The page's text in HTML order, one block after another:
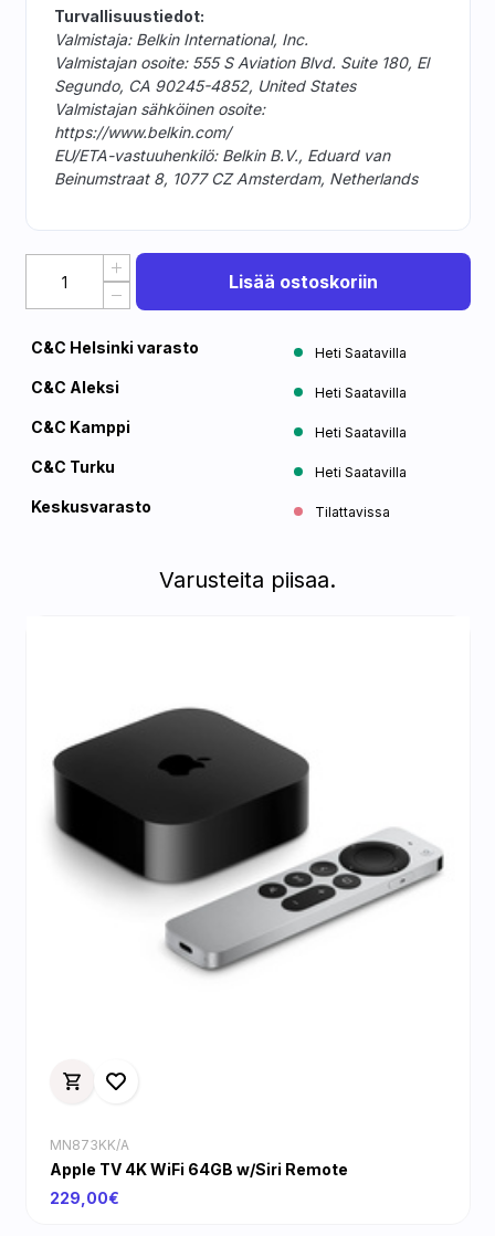
Turvallisuustiedot:
Valmistaja: Belkin International, Inc.
Valmistajan osoite: 555 S Aviation Blvd. Suite 180, El
Segundo, CA 90245-4852, United States
Valmistajan sähköinen osoite:
https://www.belkin.com/
EU/ETA-vastuuhenkilö: Belkin B.V., Eduard van
Beinumstraat 8, 1077 CZ Amsterdam, Netherlands
Lisää ostoskoriin
C&C Helsinki varasto Heti Saatavilla
C&C Aleksi Heti Saatavilla
C&C Kamppi Heti Saatavilla
C&C Turku Heti Saatavilla
Keskusvarasto Tilattavissa
Varusteita piisaa.
MN873KK/A
Apple TV 4K WiFi 64GB w/Siri Remote
229,00€